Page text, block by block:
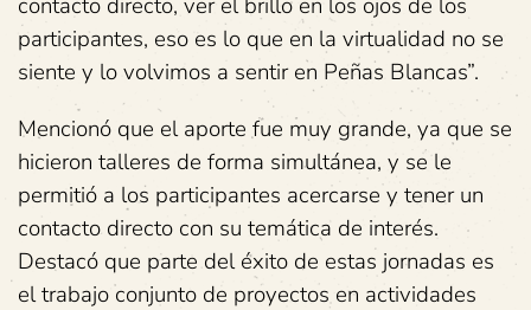
participantes, eso es lo que en la virtualidad no se
siente y lo volvimos a sentir en Peñas Blancas”.
Mencionó que el aporte fue muy grande, ya que se
hicieron talleres de forma simultánea, y se le
permitió a los participantes acercarse y tener un
contacto directo con su temática de interés.
Destacó que parte del éxito de estas jornadas es
el trabajo conjunto de proyectos en actividades